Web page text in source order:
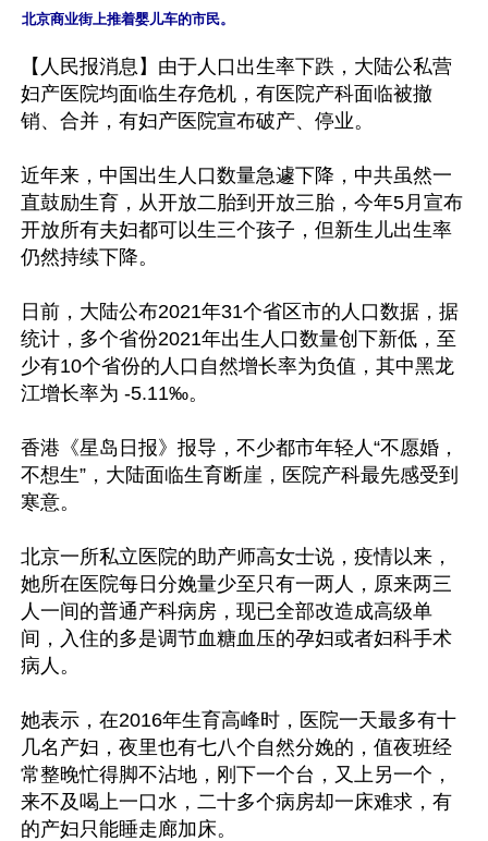
【人民报消息】由于人口出生率下跌，大陆公私营
妇产医院均面临生存危机，有医院产科面临被撤
销、合并，有妇产医院宣布破产、停业。
近年来，中国出生人口数量急遽下降，中共虽然一
直鼓励生育，从开放二胎到开放三胎，今年5月宣布
开放所有夫妇都可以生三个孩子，但新生儿出生率
仍然持续下降。
日前，大陆公布2021年31个省区市的人口数据，据
统计，多个省份2021年出生人口数量创下新低，至
少有10个省份的人口自然增长率为负值，其中黑龙
江增长率为 -5.11‰。
香港《星岛日报》报导，不少都市年轻人“不愿婚，
不想生”，大陆面临生育断崖，医院产科最先感受到
寒意。
北京一所私立医院的助产师高女士说，疫情以来，
她所在医院每日分娩量少至只有一两人，原来两三
人一间的普通产科病房，现已全部改造成高级单
间，入住的多是调节血糖血压的孕妇或者妇科手术
病人。
她表示，在2016年生育高峰时，医院一天最多有十
几名产妇，夜里也有七八个自然分娩的，值夜班经
常整晚忙得脚不沾地，刚下一个台，又上另一个，
来不及喝上一口水，二十多个病房却一床难求，有
的产妇只能睡走廊加床。